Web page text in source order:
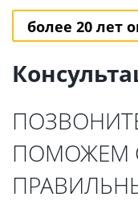
более 20 лет
ПОМОЖЕМ